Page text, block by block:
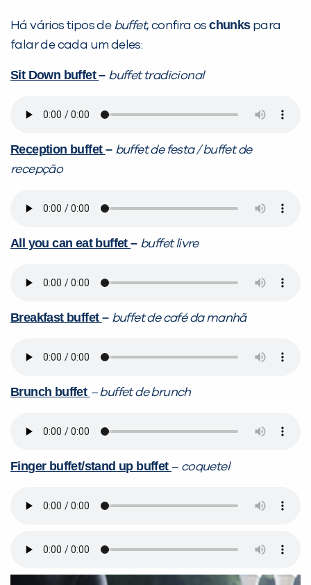
Há vários tipos de buffet, confira oschunkspara
falar de cada um deles:
Sit Down buffet– buffet tradicional
Reception buffet – buffet de festa / buffet de
recepção
All you can eat buffet– buffet livre
Breakfast buffet – buffet de café da manhã
Brunch buffet – buffet de brunch
Finger buffet/stand up buffet – coquetel
Preencha com seus dados abaixo e
com a:
Você é aluno inFlux?